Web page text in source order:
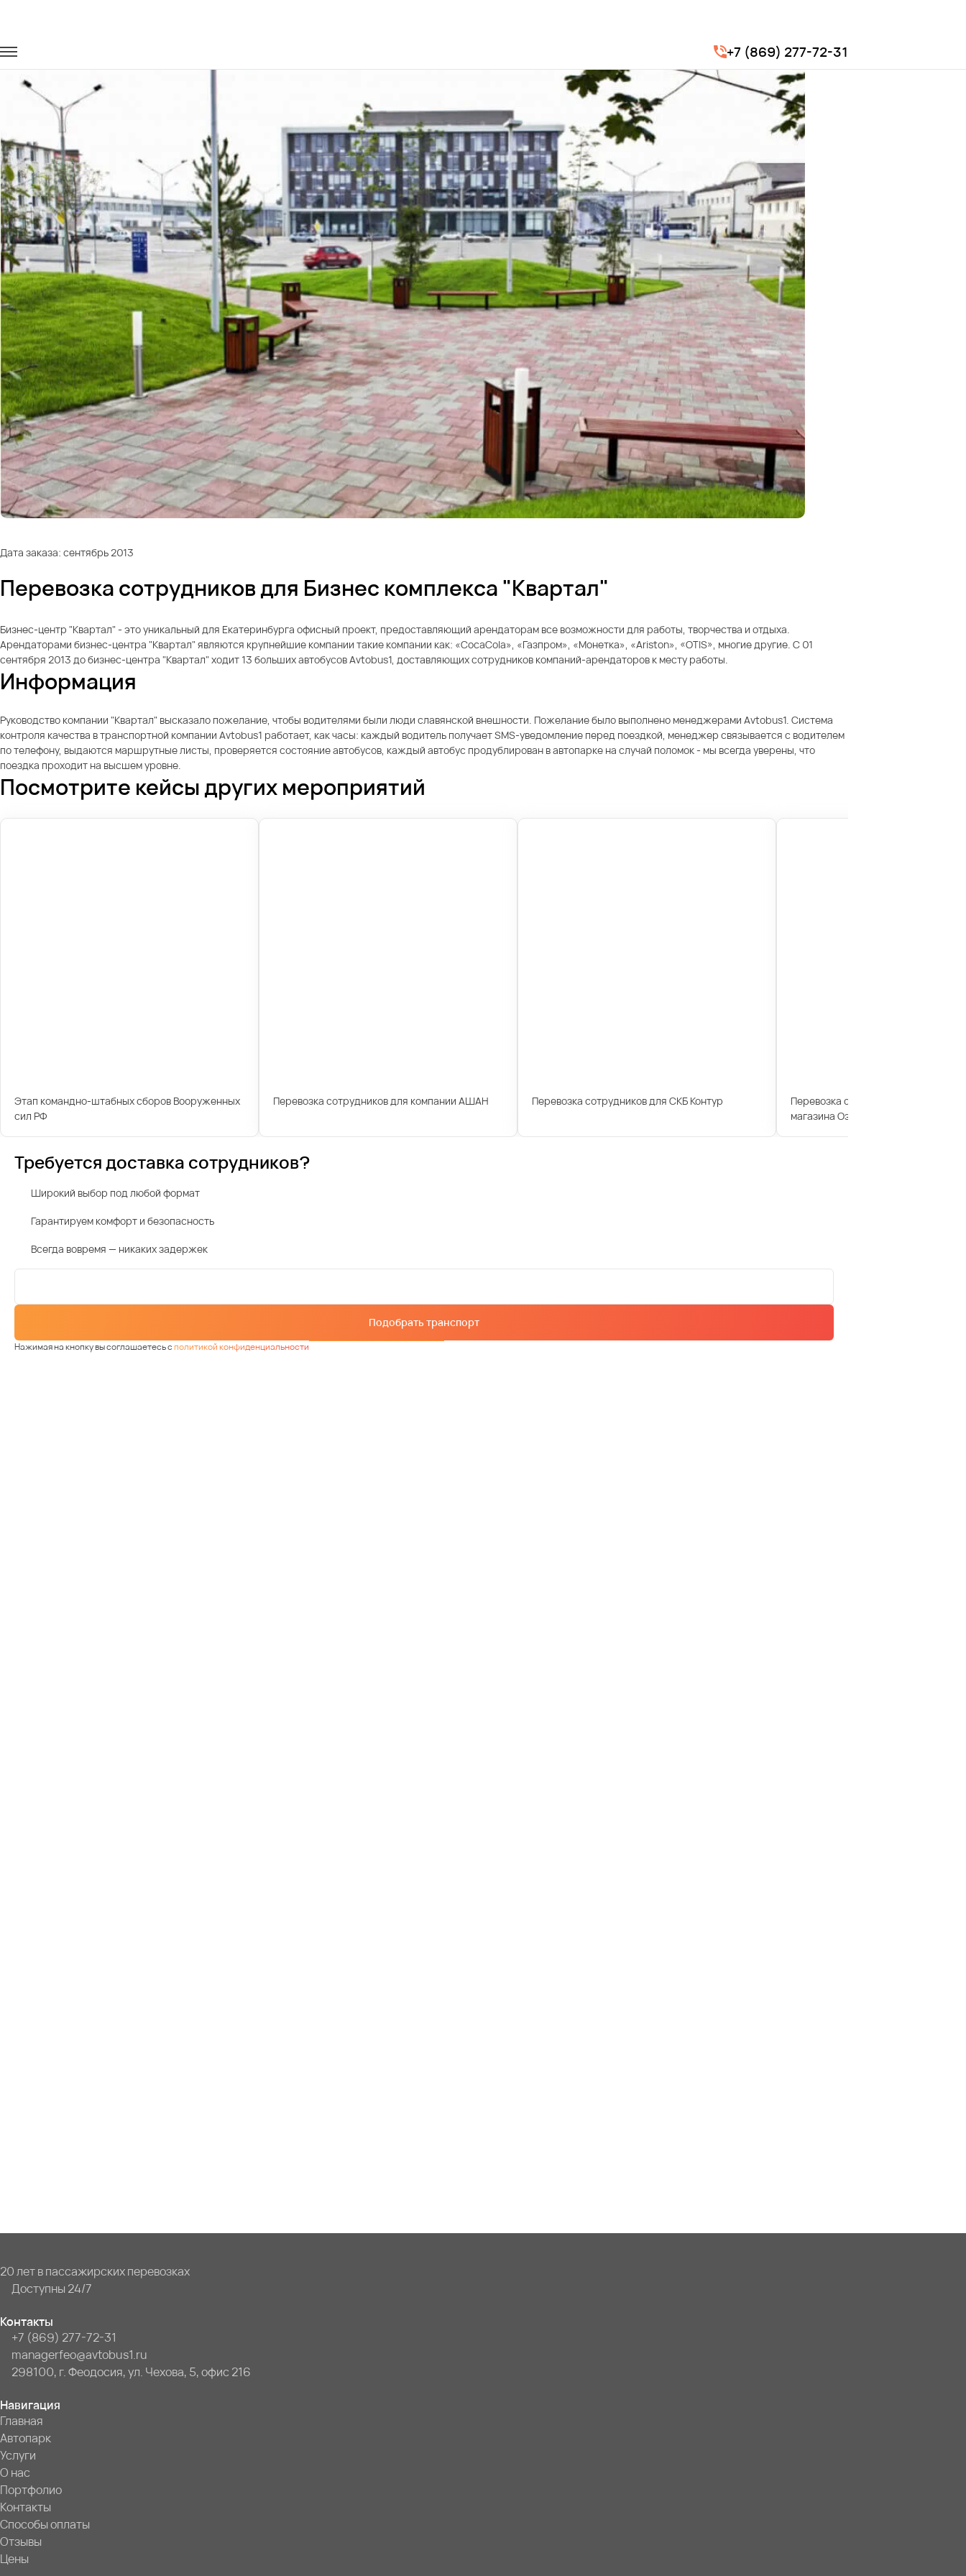
+7 (869) 277-72-31
Дата заказа: сентябрь 2013
Перевозка сотрудников для Бизнес комплекса "Квартал"
Бизнес-центр "Квартал" - это уникальный для Екатеринбурга офисный проект, предоставляющий арендаторам все возможности для работы, творчества и отдыха.
Арендаторами бизнес-центра "Квартал" являются крупнейшие компании такие компании как: «CocaCola», «Газпром», «Монетка», «Ariston», «OTIS», многие другие. С 01
сентября 2013 до бизнес-центра "Квартал" ходит 13 больших автобусов Avtobus1, доставляющих сотрудников компаний-арендаторов к месту работы.
Информация
Руководство компании "Квартал" высказало пожелание, чтобы водителями были люди славянской внешности. Пожелание было выполнено менеджерами Avtobus1. Система
контроля качества в транспортной компании Avtobus1 работает, как часы: каждый водитель получает SMS-уведомление перед поездкой, менеджер связывается с водителем
по телефону, выдаются маршрутные листы, проверяется состояние автобусов, каждый автобус продублирован в автопарке на случай поломок - мы всегда уверены, что
поездка проходит на высшем уровне.
Посмотрите кейсы других мероприятий
Этап командно-штабных сборов Вооруженных
сил РФ
Перевозка сотрудников для компании АШАН Перевозка сотрудников для СКБ Контур
Перевозка сотрудников для
магазина Озон
Требуется доставка сотрудников?
Широкий выбор под любой формат
Гарантируем комфорт и безопасность
Всегда вовремя — никаких задержек
Подобрать транспорт
Нажимая на кнопку вы соглашаетесь сполитикой конфиденциальности
20 лет в пассажирских перевозках
Доступны 24/7
Контакты
+7 (869) 277-72-31
managerfeo@avtobus1.ru
298100, г. Феодосия, ул. Чехова, 5, офис 216
Навигация
Главная
Автопарк
Услуги
О нас
Портфолио
Контакты
Способы оплаты
Отзывы
Цены